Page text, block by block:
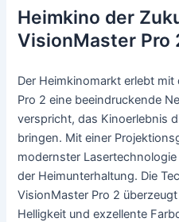
Heimkino der
VisionMaster Pro
Der Heimkinomarkt erlebt
Pro 2 eine beeindruckende
verspricht, das Kinoerlebnis
bringen. Mit einer
modernster
der Heimunterhaltung. Die
VisionMaster Pro 2
Helligkeit und exzellente